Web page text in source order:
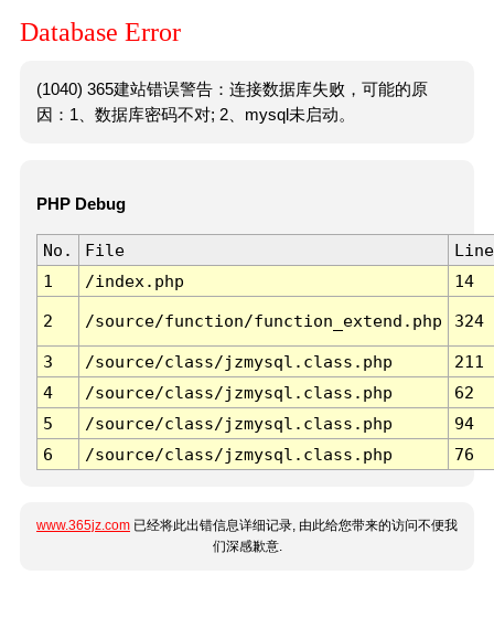
Database Error
(1040) 365建站错误警告：连接数据库失败，可能的原
因：1、数据库密码不对; 2、mysql未启动。
PHP Debug
No. File
Line
1
/index.php 14
2 /source/function/function_extend.php 324
3 /source/class/jzmysql.class.php
211
4
/source/class/jzmysql.class.php
62
5
/source/class/jzmysql.class.php
94
6
/source/class/jzmysql.class.php 76
www.365jz.com 已经将此出错信息详细记录, 由此给您带来的访问不便我
们深感歉意.